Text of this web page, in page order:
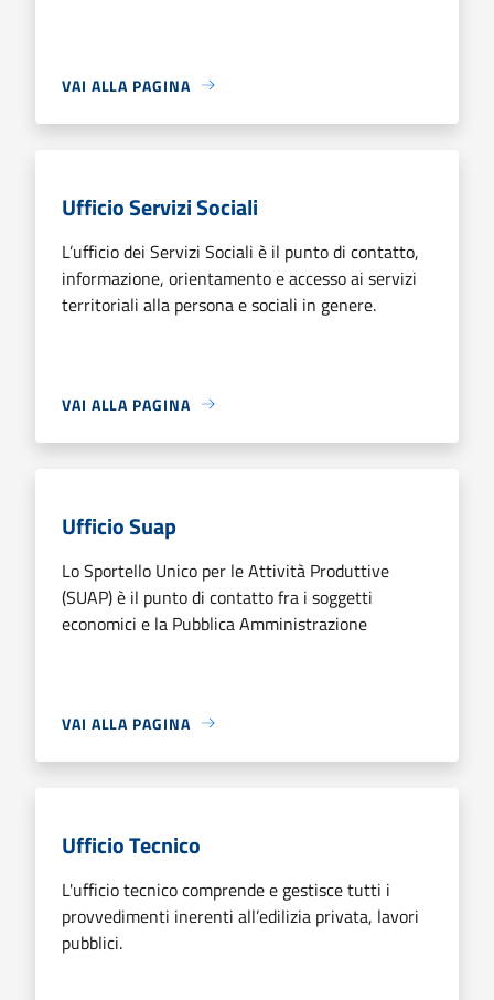
VAI ALLA PAGINA
Ufficio Servizi Sociali
L’ufficio dei Servizi Sociali è il punto di contatto,
informazione, orientamento e accesso ai servizi
territoriali alla persona e sociali in genere.
VAI ALLA PAGINA
Ufficio Suap
Lo Sportello Unico per le Attività Produttive
(SUAP) è il punto di contatto fra i soggetti
economici e la Pubblica Amministrazione
VAI ALLA PAGINA
Ufficio Tecnico
L'ufficio tecnico comprende e gestisce tutti i
provvedimenti inerenti all’edilizia privata, lavori
pubblici.